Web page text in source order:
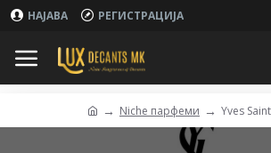
НАЈАВА РЕГИСТРАЦИЈА
Niche парфеми Yves